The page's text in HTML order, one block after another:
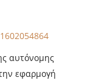
αυτόνομης
εφαρμογή